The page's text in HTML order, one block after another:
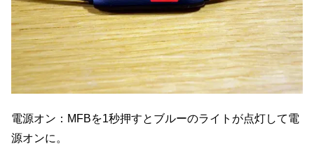
電源オン：MFBを1秒押すとブルーのライトが点灯して電
源オンに。